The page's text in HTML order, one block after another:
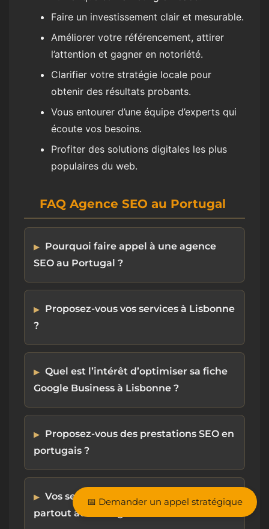
📅 Demander un appel stratégique
Faire un investissement clair et mesurable.
Améliorer votre référencement, attirer
l’attention et gagner en notoriété.
Clarifier votre stratégie locale pour
obtenir des résultats probants.
Vous entourer d’une équipe d’experts qui
écoute vos besoins.
Profiter des solutions digitales les plus
populaires du web.
FAQ Agence SEO au Portugal
Pourquoi faire appel à une agence
SEO au Portugal ?
Proposez-vous vos services à Lisbonne
?
Quel est l’intérêt d’optimiser sa fiche
Google Business à Lisbonne ?
Proposez-vous des prestations SEO en
portugais ?
Vos services sont-ils disponibles
partout au Portugal ?